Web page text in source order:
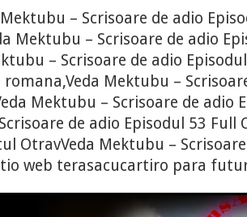
Mektubu – Scrisoare de adio
Mektubu – Scrisoare de adio
– Scrisoare de adio
Mektubu –
Mektubu – Scrisoare de adio
de adio Episodul 53 Full
OtravVeda Mektubu –
web terasacucartiro para